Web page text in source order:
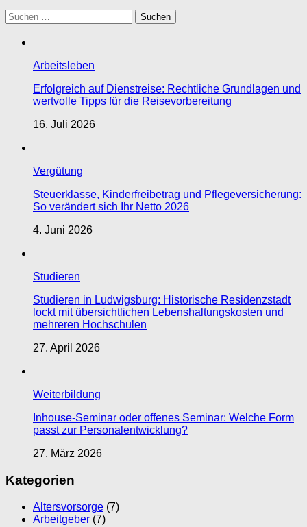
Suchen
nach:
Arbeitsleben
Erfolgreich auf Dienstreise: Rechtliche Grundlagen und
wertvolle Tipps für die Reisevorbereitung
16. Juli 2026
Vergütung
Steuerklasse, Kinderfreibetrag und Pflegeversicherung:
So verändert sich Ihr Netto 2026
4. Juni 2026
Studieren
Studieren in Ludwigsburg: Historische Residenzstadt
lockt mit übersichtlichen Lebenshaltungskosten und
mehreren Hochschulen
27. April 2026
Weiterbildung
Inhouse-Seminar oder offenes Seminar: Welche Form
passt zur Personalentwicklung?
27. März 2026
Kategorien
Altersvorsorge (7)
Arbeitgeber (7)